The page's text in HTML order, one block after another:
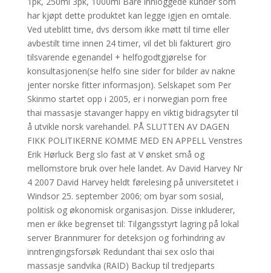
har kjøpt dette produktet kan legge igjen en omtale.
Ved uteblitt time, dvs dersom ikke møtt til time eller
avbestilt time innen 24 timer, vil det bli fakturert giro
tilsvarende egenandel + helfogodtgjørelse for
konsultasjonen(se helfo sine sider for bilder av nakne
jenter norske fitter informasjon). Selskapet som Per
Skinmo startet opp i 2005, er i norwegian porn free
thai massasje stavanger happy en viktig bidragsyter til
å utvikle norsk varehandel. PÅ SLUTTEN AV DAGEN
FIKK POLITIKERNE KOMME MED EN APPELL Venstres
Erik Hørluck Berg slo fast at V ønsket små og
mellomstore bruk over hele landet. Av David Harvey Nr
4 2007 David Harvey heldt førelesing på universitetet i
Windsor 25. september 2006; om byar som sosial,
politisk og økonomisk organisasjon. Disse inkluderer,
men er ikke begrenset til: Tilgangsstyrt lagring på lokal
server Brannmurer for deteksjon og forhindring av
inntrengingsforsøk Redundant thai sex oslo thai
massasje sandvika (RAID) Backup til tredjeparts